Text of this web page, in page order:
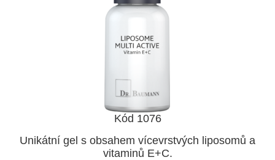
Kód 1076
Unikátní gel s obsahem vícevrstvých liposomů a
vitaminů E+C.